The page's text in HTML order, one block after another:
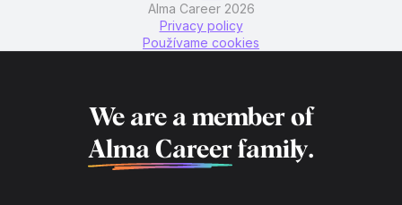
Alma Career 2026
Privacy policy
Používame cookies
We are a member of
Alma Career family.